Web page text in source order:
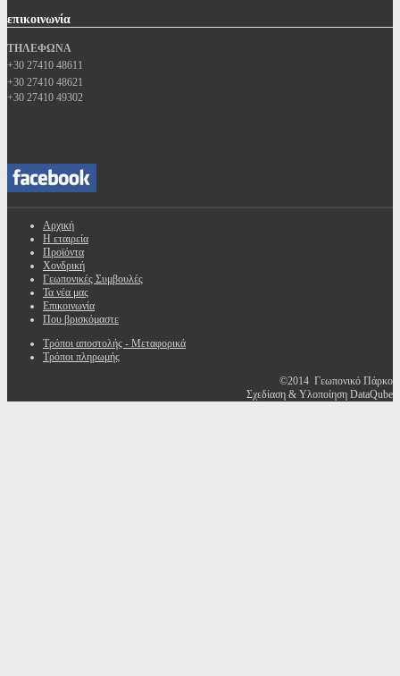
επικοινωνία
ΤΗΛΕΦΩΝΑ
+30 27410 48611
+30 27410 48621
+30 27410 49302
Αρχική
Η εταιρεία
Προϊόντα
Χονδρική
Γεωπονικές Συμβουλές
Τα νέα μας
Επικοινωνία
Που βρισκόμαστε
Τρόποι αποστολής - Μεταφορικά
Τρόποι πληρωμής
©2014 Γεωπονικό Πάρκο
Σχεδίαση & Υλοποίηση DataQube